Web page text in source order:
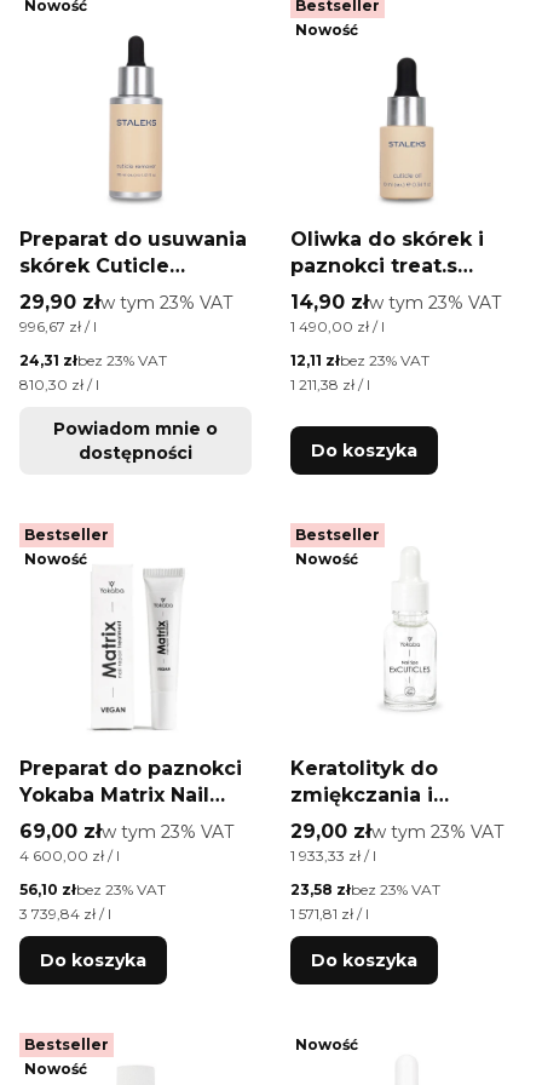
Nowość
Preparat do usuwania
skórek Cuticle
Remover treat.s
Staleks 30 ml
Cena brutto
29,90 złw tym %s VAT
w tym 23% VAT
Cena jednostkowa brutto
996,67 zł / l
Cena netto
24,31 złbez 23% VAT
Cena jednostkowa netto
810,30 zł / l
Powiadom mnie o
dostępności
Bestseller
Nowość
Oliwka do skórek i
paznokci treat.s
Staleks 10 ml
Cena brutto
14,90 złw tym %s VAT
w tym 23% VAT
Cena jednostkowa brutto
1 490,00 zł / l
Cena netto
12,11 złbez 23% VAT
Cena jednostkowa netto
1 211,38 zł / l
Do koszyka
Bestseller
Nowość
Preparat do paznokci
Yokaba Matrix Nail
Repair Treatment
15ml
Cena brutto
69,00 złw tym %s VAT
w tym 23% VAT
Cena jednostkowa brutto
4 600,00 zł / l
Cena netto
56,10 złbez 23% VAT
Cena jednostkowa netto
3 739,84 zł / l
Do koszyka
Bestseller
Nowość
Keratolityk do
zmiękczania i
usuwania skórek
Yokaba ExCuticles 15
Cena brutto
29,00 złw tym %s VAT
w tym 23% VAT
Cena jednostkowa brutto
1 933,33 zł / l
Cena netto
23,58 złbez 23% VAT
Cena jednostkowa netto
1 571,81 zł / l
Do koszyka
Bestseller
Nowość
Nowość